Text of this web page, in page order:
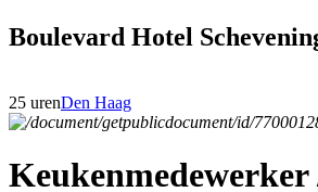
Boulevard Hotel
25 urenDen Haag